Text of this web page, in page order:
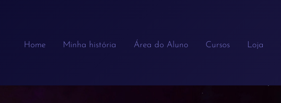
Home Minha história Área do Aluno Cursos Loja